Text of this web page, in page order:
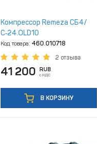
Компрессор Remeza СБ4/
С‑24.OLD10
Код товара: 460.010718
2 отзыва
41 200 RUB
с НДС
В КОРЗИНУ